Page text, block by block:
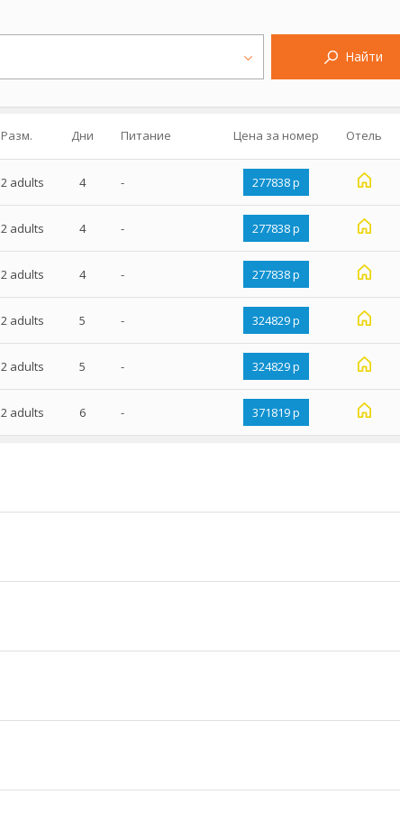
Найти
Разм. Дни Питание Цена за номер Отель
2 adults 4 - 277838 р
2 adults 4 - 277838 р
2 adults 4 - 277838 р
2 adults 5 - 324829 р
2 adults 5 - 324829 р
2 adults 6 - 371819 р